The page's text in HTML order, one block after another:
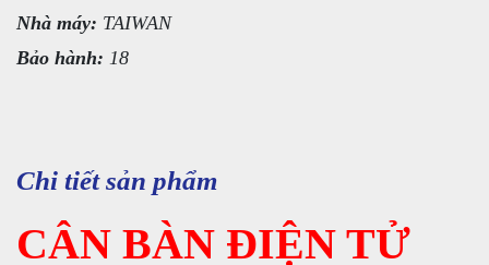
Nhà máy: TAIWAN
Bảo hành: 18
Chi tiết sản phẩm
CÂN BÀN ĐIỆN TỬ